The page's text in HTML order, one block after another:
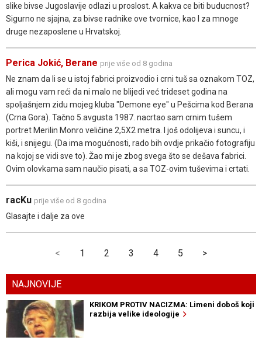
slike bivse Jugoslavije odlazi u proslost. A kakva ce biti buducnost?
Sigurno ne sjajna, za bivse radnike ove tvornice, kao I za mnoge
druge nezaposlene u Hrvatskoj.
Perica Jokić, Berane prije više od 8 godina
Ne znam da li se u istoj fabrici proizvodio i crni tuš sa oznakom TOZ,
ali mogu vam reći da ni malo ne blijedi već trideset godina na
spoljašnjem zidu mojeg kluba "Demone eye" u Pešcima kod Berana
(Crna Gora). Tačno 5.avgusta 1987. nacrtao sam crnim tušem
portret Merilin Monro veličine 2,5X2 metra. I još odolijeva i suncu, i
kiši, i snijegu. (Da ima mogućnosti, rado bih ovdje prikačio fotografiju
na kojoj se vidi sve to). Žao mi je zbog svega što se dešava fabrici.
Ovim olovkama sam naučio pisati, a sa TOZ-ovim tuševima i crtati.
racKu prije više od 8 godina
Glasajte i dalje za ove
< 1 2 3 4 5 >
NAJNOVIJE
KRIKOM PROTIV NACIZMA: Limeni doboš koji
razbija velike ideologije